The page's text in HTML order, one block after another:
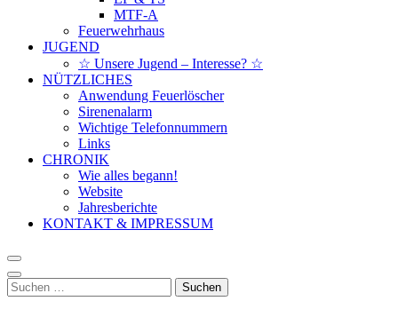
MTF-A
Feuerwehrhaus
JUGEND
☆ Unsere Jugend – Interesse? ☆
NÜTZLICHES
Anwendung Feuerlöscher
Sirenenalarm
Wichtige Telefonnummern
Links
CHRONIK
Wie alles begann!
Website
Jahresberichte
KONTAKT & IMPRESSUM
Suchen
nach: